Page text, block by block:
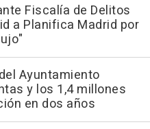
Fiscalía de Delitos
a Planifica Madrid por
Ayuntamiento
y los 1,4 millones
en dos años